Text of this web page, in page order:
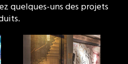
quelques-uns des projets